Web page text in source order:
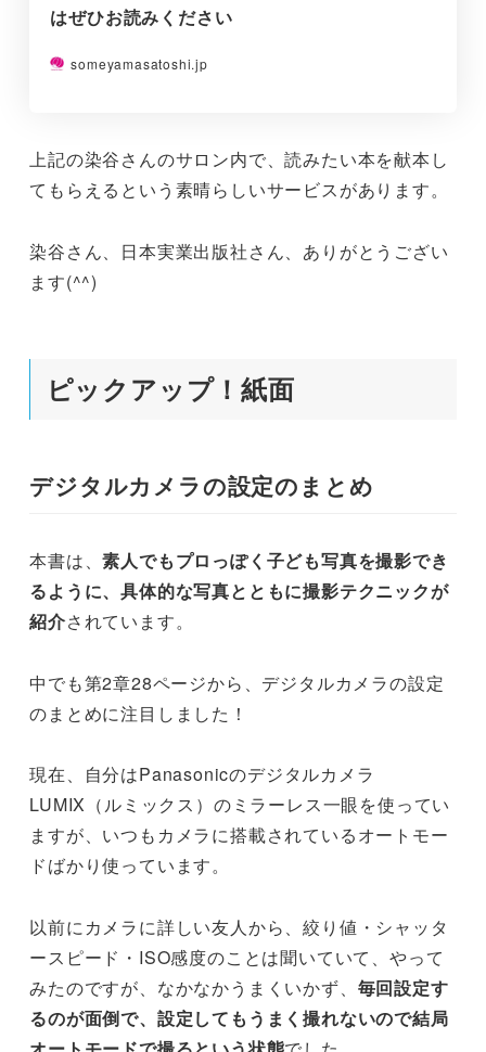
はぜひお読みください
someyamasatoshi.jp
上記の染谷さんのサロン内で、読みたい本を献本し
てもらえるという素晴らしいサービスがあります。
染谷さん、日本実業出版社さん、ありがとうござい
ます(^^)
ピックアップ！紙面
デジタルカメラの設定のまとめ
本書は、素人でもプロっぽく子ども写真を撮影でき
るように、具体的な写真とともに撮影テクニックが
紹介されています。
中でも第2章28ページから、デジタルカメラの設定
のまとめに注目しました！
現在、自分はPanasonicのデジタルカメラ
LUMIX（ルミックス）のミラーレス一眼を使ってい
ますが、いつもカメラに搭載されているオートモー
ドばかり使っています。
以前にカメラに詳しい友人から、絞り値・シャッタ
ースピード・ISO感度のことは聞いていて、やって
みたのですが、なかなかうまくいかず、 毎回設定す
るのが面倒で、設定してもうまく撮れないので結局